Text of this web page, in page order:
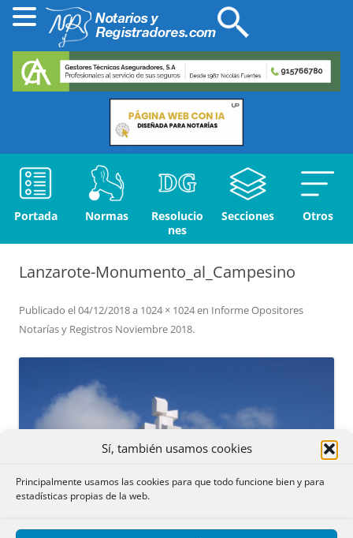
Sí, también usamos cookies
Principalmente usamos las cookies para que todo funcione bien y para
estadísticas propias de la web.
Portada Normas
Resolucio
nes
Secciones Otros
Lanzarote-Monumento_al_Campesino
Publicado el04/12/2018a 1024 × 1024en Informe Opositores
Notarías y Registros Noviembre 2018.